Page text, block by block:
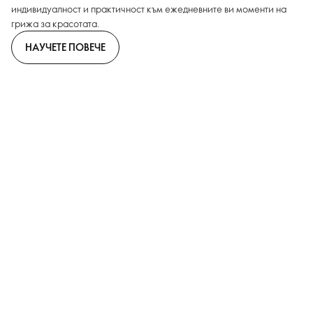
индивидуалност и практичност към ежедневните ви моменти на
грижа за красотата.
НАУЧЕТЕ ПОВЕЧЕ